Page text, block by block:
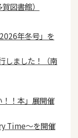
図書館）
年冬号」を
しました！（南
！本」展開催
Time～を開催